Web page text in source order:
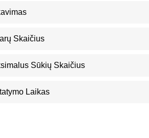
Skaičius
Sūkių Skaičius
Laikas